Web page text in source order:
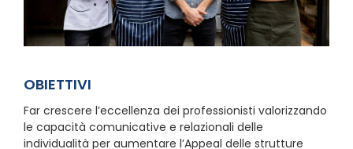
OBIETTIVI
Far crescere l’eccellenza dei professionisti valorizzando
le capacità comunicative e relazionali delle
individualità per aumentare l’Appeal delle strutture